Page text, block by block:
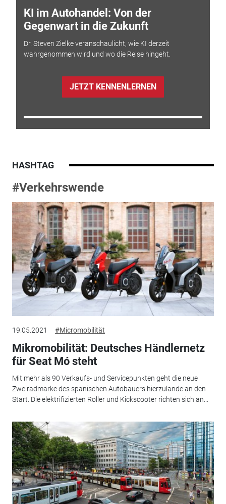
KI im Autohandel: Von der
Gegenwart in die Zukunft
Dr. Steven Zielke veranschaulicht, wie KI derzeit
wahrgenommen wird und wo die Reise hingeht.
JETZT KENNENLERNEN
HASHTAG
#Verkehrswende
19.05.2021 #Micromobilität
Mikromobilität: Deutsches Händlernetz
für Seat Mó steht
Mit mehr als 90 Verkaufs- und Servicepunkten geht die neue
Zweiradmarke des spanischen Autobauers hierzulande an den
Start. Die elektrifizierten Roller und Kickscooter richten sich an...